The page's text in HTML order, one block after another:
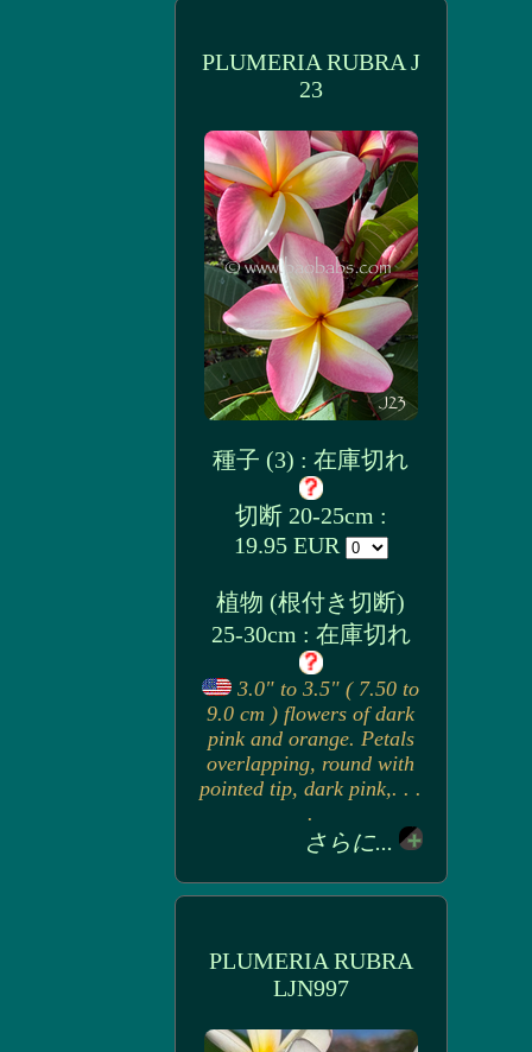
PLUMERIA RUBRA J
23
種子 (3) : 在庫切れ
切断 20-25cm :
19.95 EUR
植物 (根付き切断)
25-30cm : 在庫切れ
3.0" to 3.5" ( 7.50 to
9.0 cm ) flowers of dark
pink and orange. Petals
overlapping, round with
pointed tip, dark pink,. . .
.
さらに...
PLUMERIA RUBRA
LJN997